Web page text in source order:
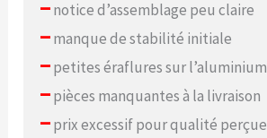
–notice d’assemblage peu claire
–manque de stabilité initiale
–petites éraflures sur l’aluminium
–pièces manquantes à la livraison
–prix excessif pour qualité perçue